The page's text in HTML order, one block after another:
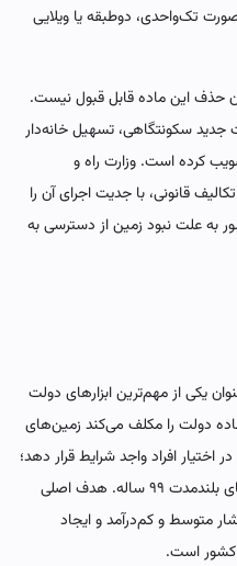
تک‌واحدی، دوطبقه یا ویلایی
حذف این ماده قابل قبول نیست.
سکونتگاهی، تسهیل خانه‌دار
کرده است. وزارت راه و
قانونی، با جدیت اجرای آن را
به علت نبود زمین از دسترسی به
یکی از مهم‌ترین ابزارهای دولت
دولت را مکلف می‌کند زمین‌های
افراد واجد شرایط قرار دهد؛
یا به‌صورت رایگان و یا از طریق واگذاری‌های بلندمدت ۹۹ ساله. هدف اصلی
متوسط و کم‌درآمد و ایجاد
کشور است.